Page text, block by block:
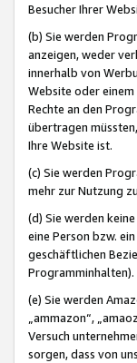
Besucher Ihrer
(b) Sie werden
anzeigen, weder
innerhalb von
Website oder
Rechte an den
übertragen
Ihre Website ist.
(c) Sie werden
mehr zur Nutzung
(d) Sie werden
eine Person bzw.
geschäftlichen
Programminhalten).
(e) Sie werden
„ammazon“,
Versuch
sorgen, dass von